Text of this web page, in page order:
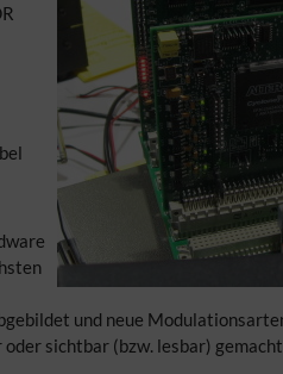
und neue
sichtbar (bzw. lesbar)